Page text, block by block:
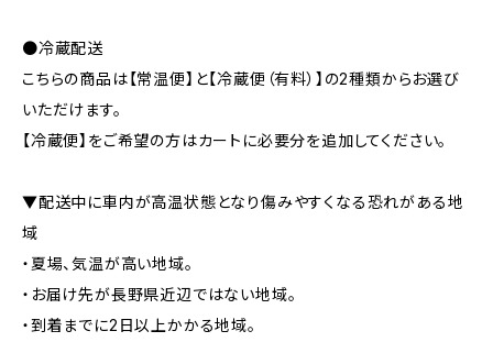
●冷蔵配送
こちらの商品は【常温便】と【冷蔵便（有料）】の2種類からお選び
いただけます。
【冷蔵便】をご希望の方はカートに必要分を追加してください。
▼配送中に車内が高温状態となり傷みやすくなる恐れがある地
域
・夏場、気温が高い地域。
・お届け先が長野県近辺ではない地域。
・到着までに2日以上かかる地域。